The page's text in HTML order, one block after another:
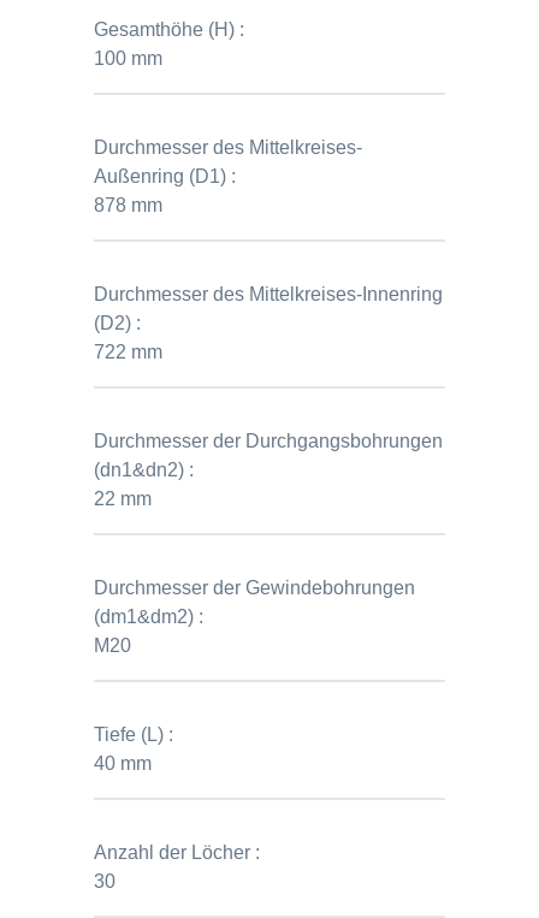
Gesamthöhe (H) :
100 mm
Durchmesser des Mittelkreises-
Außenring (D1) :
878 mm
Durchmesser des Mittelkreises-Innenring
(D2) :
722 mm
Durchmesser der Durchgangsbohrungen
(dn1&dn2) :
22 mm
Durchmesser der Gewindebohrungen
(dm1&dm2) :
M20
Tiefe (L) :
40 mm
Anzahl der Löcher :
30